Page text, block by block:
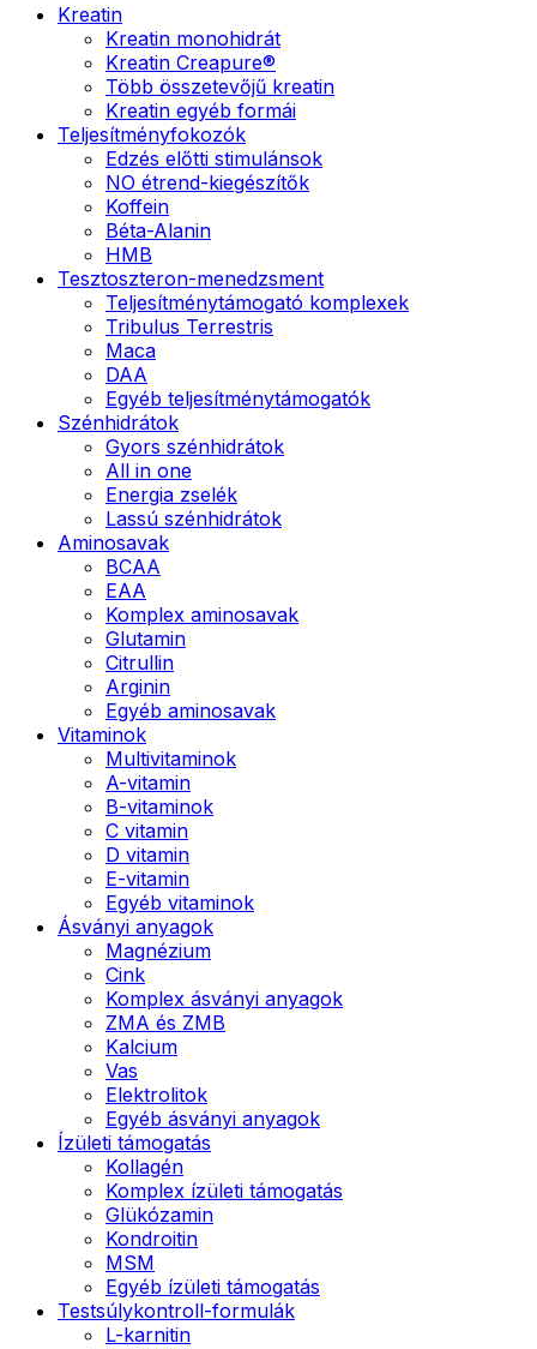
Kreatin
Kreatin monohidrát
Kreatin Creapure®
Több összetevőjű kreatin
Kreatin egyéb formái
Teljesítményfokozók
Edzés előtti stimulánsok
NO étrend-kiegészítők
Koffein
Béta-Alanin
HMB
Tesztoszteron-menedzsment
Teljesítménytámogató komplexek
Tribulus Terrestris
Maca
DAA
Egyéb teljesítménytámogatók
Szénhidrátok
Gyors szénhidrátok
All in one
Energia zselék
Lassú szénhidrátok
Aminosavak
BCAA
EAA
Komplex aminosavak
Glutamin
Citrullin
Arginin
Egyéb aminosavak
Vitaminok
Multivitaminok
A-vitamin
B-vitaminok
C vitamin
D vitamin
E-vitamin
Egyéb vitaminok
Ásványi anyagok
Magnézium
Cink
Komplex ásványi anyagok
ZMA és ZMB
Kalcium
Vas
Elektrolitok
Egyéb ásványi anyagok
Ízületi támogatás
Kollagén
Komplex ízületi támogatás
Glükózamin
Kondroitin
MSM
Egyéb ízületi támogatás
Testsúlykontroll-formulák
L-karnitin